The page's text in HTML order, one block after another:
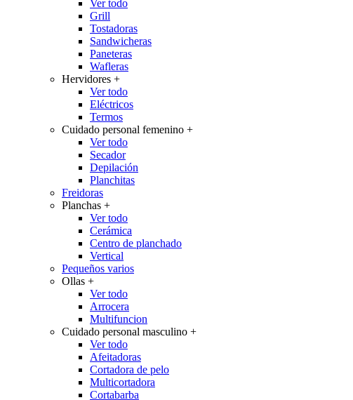
Ver todo
Grill
Tostadoras
Sandwicheras
Paneteras
Wafleras
Hervidores +
Ver todo
Eléctricos
Termos
Cuidado personal femenino +
Ver todo
Secador
Depilación
Planchitas
Freidoras
Planchas +
Ver todo
Cerámica
Centro de planchado
Vertical
Pequeños varios
Ollas +
Ver todo
Arrocera
Multifuncion
Cuidado personal masculino +
Ver todo
Afeitadoras
Cortadora de pelo
Multicortadora
Cortabarba